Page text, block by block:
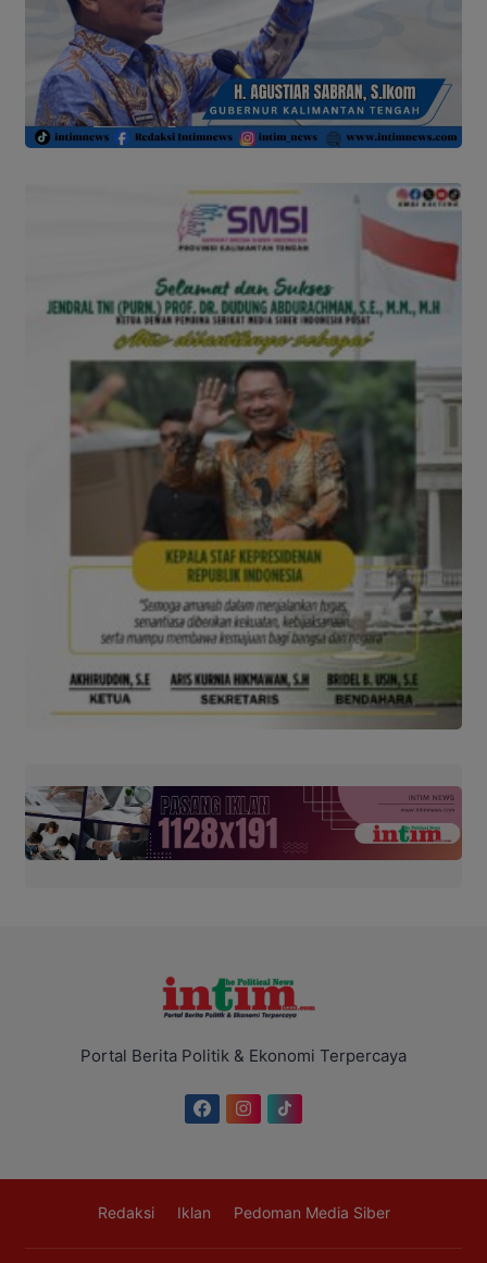
Portal Berita Politik & Ekonomi Terpercaya
Redaksi Iklan Pedoman Media Siber